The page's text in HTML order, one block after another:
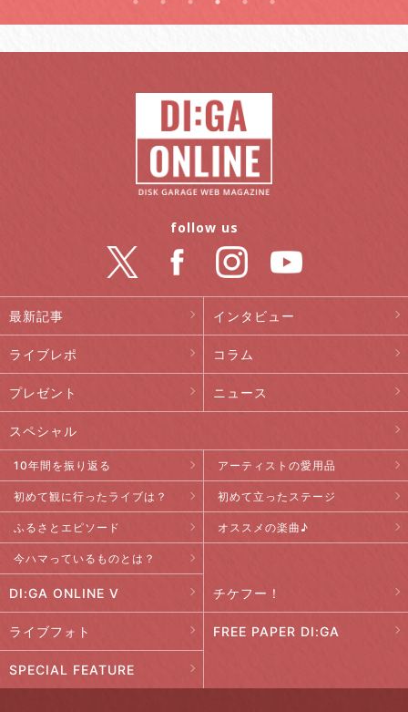
最新記事 インタビュー
ライブレポ コラム
プレゼント ニュース
スペシャル
10年間を振り返る アーティストの愛用品
初めて観に行ったライブは？ 初めて立ったステージ
ふるさとエピソード オススメの楽曲♪
今ハマっているものとは？
DI:GA ONLINE V チケフー！
ライブフォト FREE PAPER DI:GA
SPECIAL FEATURE
follow us